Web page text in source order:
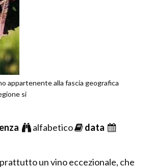
appartenente alla fascia geografica
si
alfabetico data
un vino eccezionale, che